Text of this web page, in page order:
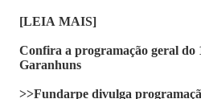
[LEIA MAIS]
Confira a programação geral do
Garanhuns
>>Fundarpe divulga